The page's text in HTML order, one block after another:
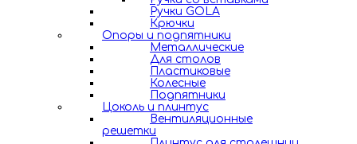
Ручки GOLA
Крючки
Опоры и подпятники
Металлические
Для столов
Пластиковые
Колесные
Подпятники
Цоколь и плинтус
Вентиляционные
решетки